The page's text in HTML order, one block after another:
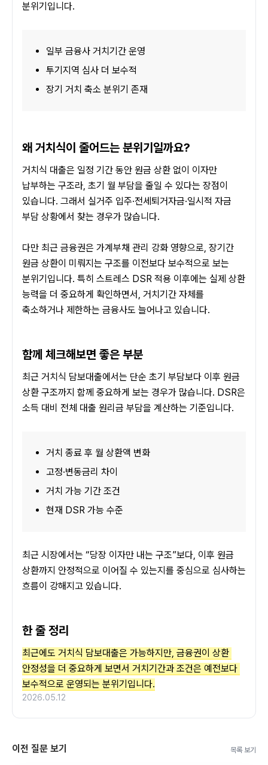
분위기입니다.
일부 금융사 거치기간 운영
투기지역 심사 더 보수적
장기 거치 축소 분위기 존재
왜 거치식이 줄어드는 분위기일까요?
거치식 대출은 일정 기간 동안 원금 상환 없이 이자만
납부하는 구조라, 초기 월 부담을 줄일 수 있다는 장점이
있습니다. 그래서 실거주 입주·전세퇴거자금·일시적 자금
부담 상황에서 찾는 경우가 많습니다.
다만 최근 금융권은 가계부채 관리 강화 영향으로, 장기간
원금 상환이 미뤄지는 구조를 이전보다 보수적으로 보는
분위기입니다. 특히 스트레스 DSR 적용 이후에는 실제 상환
능력을 더 중요하게 확인하면서, 거치기간 자체를
축소하거나 제한하는 금융사도 늘어나고 있습니다.
함께 체크해보면 좋은 부분
최근 거치식 담보대출에서는 단순 초기 부담보다 이후 원금
상환 구조까지 함께 중요하게 보는 경우가 많습니다. DSR은
소득 대비 전체 대출 원리금 부담을 계산하는 기준입니다.
거치 종료 후 월 상환액 변화
고정·변동금리 차이
거치 가능 기간 조건
현재 DSR 가능 수준
최근 시장에서는 “당장 이자만 내는 구조”보다, 이후 원금
상환까지 안정적으로 이어질 수 있는지를 중심으로 심사하는
흐름이 강해지고 있습니다.
한 줄 정리
최근에도 거치식 담보대출은 가능하지만, 금융권이 상환
안정성을 더 중요하게 보면서 거치기간과 조건은 예전보다
보수적으로 운영되는 분위기입니다.
2026.05.12
이전 질문 보기 목록 보기